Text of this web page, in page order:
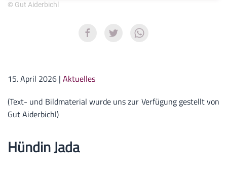
© Gut Aiderbichl
15. April 2026 | Aktuelles
(Text- und Bildmaterial wurde uns zur Verfügung gestellt von
Gut Aiderbichl)
Hündin Jada